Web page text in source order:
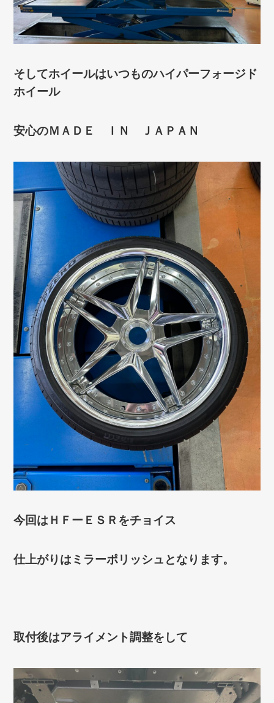
そしてホイールはいつものハイパーフォージド
ホイール
安心のＭＡＤＥ ＩＮ ＪＡＰＡＮ
今回はＨＦーＥＳＲをチョイス
仕上がりはミラーポリッシュとなります。
取付後はアライメント調整をして